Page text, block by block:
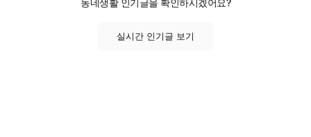
동네생활 인기글을 확인하시겠어요?
실시간 인기글 보기